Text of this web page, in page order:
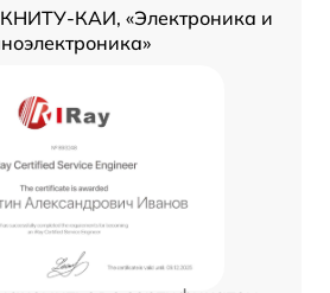
КНИТУ-КАИ, «Электроника и